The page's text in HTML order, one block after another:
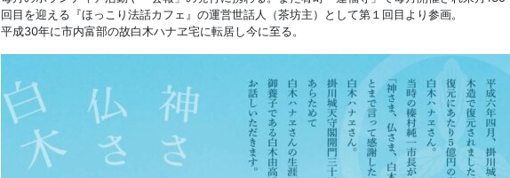
回目を迎える『ほっこり法話カフェ』の運営世話人（茶坊主）として第１回目より参画。
平成30年に市内富部の故白木ハナヱ宅に転居し今に至る。